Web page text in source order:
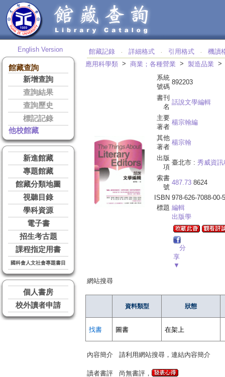
English Version
館藏查詢
新增查詢
查詢結果
查詢歷史
標記記錄
他校館藏
新進館藏
專題館藏
館藏分類地圖
視聽目錄
學科資源
電子書
招生考古題
課程指定用書
國科會人文社會專題書目
個人書房
校外讀者申請
館藏記錄 ‧ 詳細格式 ‧ 引用格式 ‧
機讀
應用科學類 > 商業；各種營業 > 製造品業
系統
號碼
892203
書刊
名
話說文學編輯
主要
著者
楊宗翰編
其他
著者
楊宗翰
出版
項
臺北市 : 秀威資
索書
號
487.73 8624
ISBN 978-626-7088-00-5
標題 編輯
出版學
分
享
▼
網站搜尋
資料類型 狀態
找書 圖書 在架上
內容簡介 請利用網站搜尋，連結內容簡介
讀者書評 尚無書評，